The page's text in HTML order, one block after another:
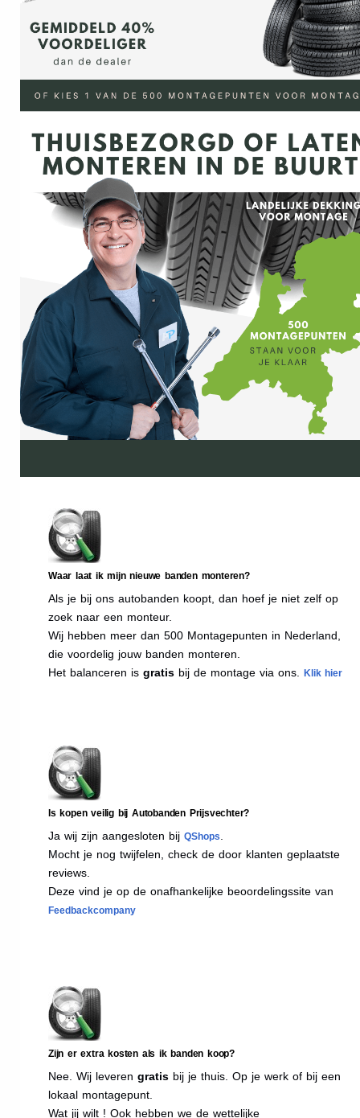
Waar laat ik mijn nieuwe banden monteren?
Als je bij ons autobanden koopt, dan hoef je niet zelf op
zoek naar een monteur.
Wij hebben meer dan 500 Montagepunten in Nederland,
die voordelig jouw banden monteren.
Het balanceren is gratis bij de montage via ons. Klik hier
Is kopen veilig bij Autobanden Prijsvechter?
Ja wij zijn aangesloten bij QShops
Mocht je nog twijfelen, check de door klanten geplaatste
reviews.
Deze vind je op de onafhankelijke beoordelingssite van
Feedbackcompany
Zijn er extra kosten als ik banden koop?
Nee. Wij leveren gratis bij je thuis. Op je werk of bij een
lokaal montagepunt.
Wat jij wilt ! Ook hebben we de wettelijke